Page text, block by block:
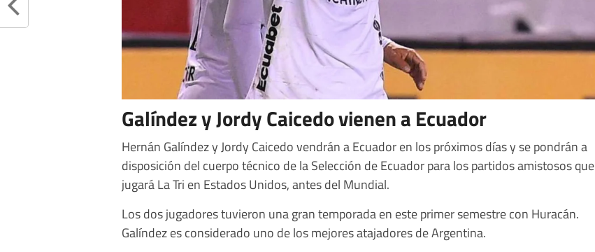
Galíndez y Jordy Caicedo vienen a Ecuador
Hernán Galíndez y Jordy Caicedo vendrán a Ecuador en los próximos días y se pondrán a
disposición del cuerpo técnico de la Selección de Ecuador para los partidos amistosos que
jugará La Tri en Estados Unidos, antes del Mundial.
Los dos jugadores tuvieron una gran temporada en este primer semestre con Huracán.
Galíndez es considerado uno de los mejores atajadores de Argentina.